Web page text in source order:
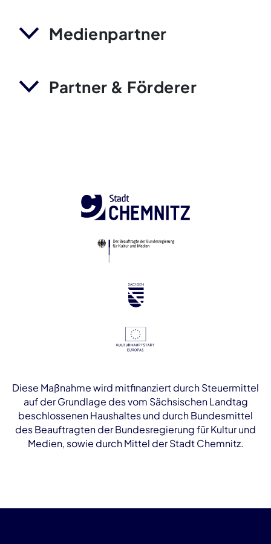
Medienpartner
Partner & Förderer
Diese Maßnahme wird mitfinanziert durch Steuermittel
auf der Grundlage des vom Sächsischen Landtag
beschlossenen Haushaltes und durch Bundesmittel
des Beauftragten der Bundesregierung für Kultur und
Medien, sowie durch Mittel der Stadt Chemnitz.